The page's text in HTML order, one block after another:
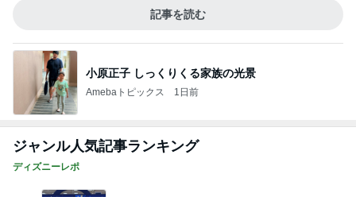
「吉田さんちのファミリー日記」Powered by Ame
ba 吉田さんファミリーオフィシャルブログ
で起こした大失敗談。
ba 吉田さんファミリーオフィシャルブログ
3
Disney THE MARKET 2026の人気グッズを
ご紹介っ（その2）